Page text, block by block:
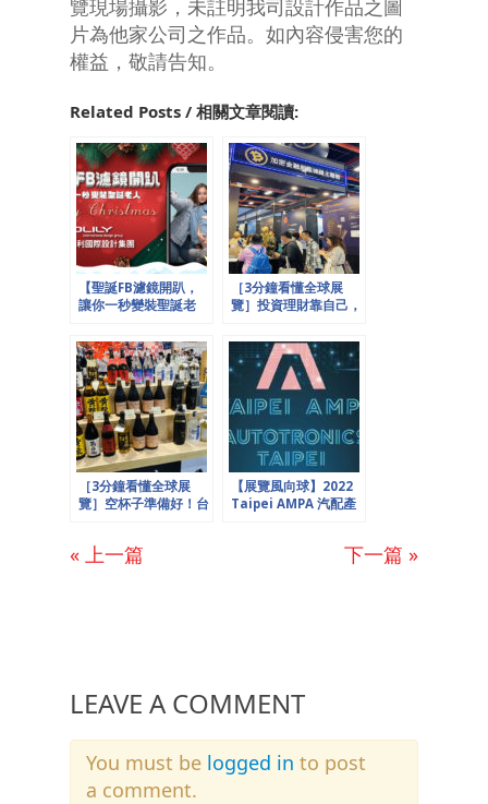
覽現場攝影，未註明我司設計作品之圖
片為他家公司之作品。如內容侵害您的
權益，敬請告知。
Related Posts / 相關文章閱讀:
【聖誕FB濾鏡開趴，
讓你一秒變裝聖誕老
［3分鐘看懂全球展
覽］投資理財靠自己，
［3分鐘看懂全球展
覽］空杯子準備好！台
合，一次購足看足外加
【展覽風向球】2022
Taipei AMPA 汽配產
« 上一篇 下一篇 »
LEAVE A COMMENT
You must be logged in to post
a comment.